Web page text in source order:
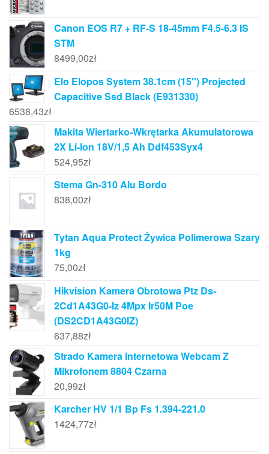
Canon EOS R7 + RF-S 18-45mm F4.5-6.3 IS
STM
8499,00zł
Elo Elopos System 38.1cm (15'') Projected
Capacitive Ssd Black (E931330)
6538,43zł
Makita Wiertarko-Wkrętarka Akumulatorowa
2X Li-Ion 18V/1,5 Ah Ddf453Syx4
524,95zł
Stema Gn-310 Alu Bordo
838,00zł
Tytan Aqua Protect Żywica Polimerowa Szary
1kg
75,00zł
Hikvision Kamera Obrotowa Ptz Ds-
2Cd1A43G0-Iz 4Mpx Ir50M Poe
(DS2CD1A43G0IZ)
637,88zł
Strado Kamera Internetowa Webcam Z
Mikrofonem 8804 Czarna
20,99zł
Karcher HV 1/1 Bp Fs 1.394-221.0
1424,77zł